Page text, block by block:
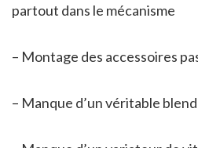
partout dans le mécanisme
– Montage des accessoires
– Manque d’un véritable